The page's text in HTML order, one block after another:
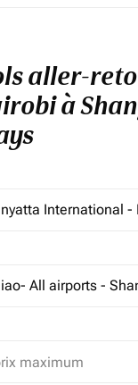
aller-
à